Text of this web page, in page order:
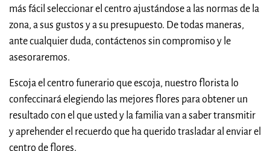
más fácil seleccionar el centro ajustándose a las normas de la
zona, a sus gustos y a su presupuesto. De todas maneras,
ante cualquier duda, contáctenos sin compromiso y le
asesoraremos.
Escoja el centro funerario que escoja, nuestro florista lo
confeccinará elegiendo las mejores flores para obtener un
resultado con el que usted y la familia van a saber transmitir
y aprehender el recuerdo que ha querido trasladar al enviar el
centro de flores.